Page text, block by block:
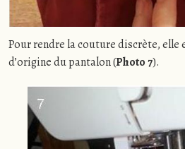
Pour rendre la couture discrète, elle
d’origine du pantalon (Photo 7).